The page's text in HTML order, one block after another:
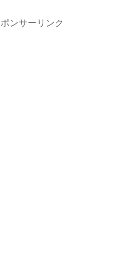
ンサーリンク